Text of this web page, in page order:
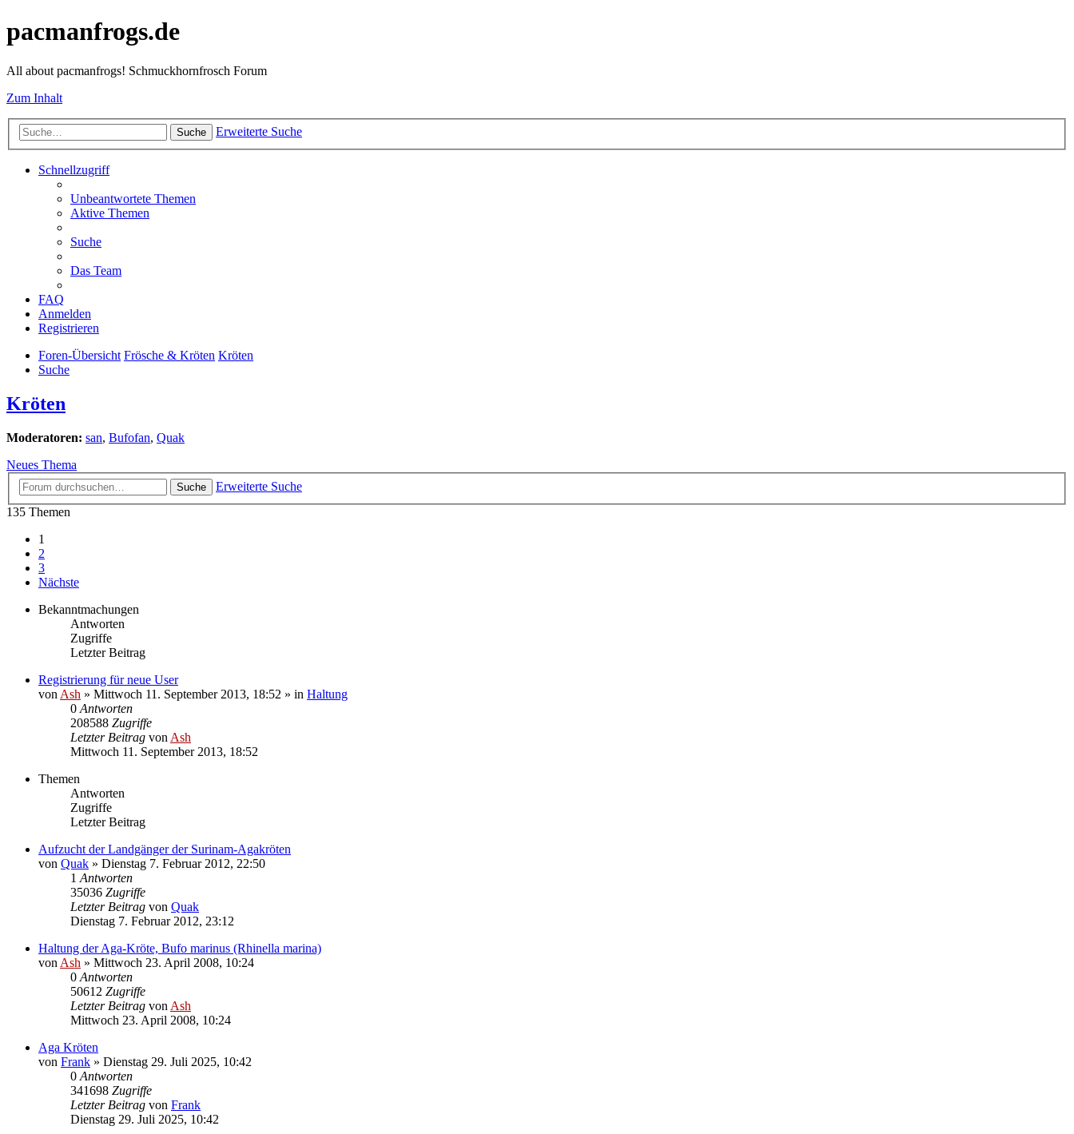
pacmanfrogs.de
All about pacmanfrogs! Schmuckhornfrosch Forum
Zum Inhalt
Suche Erweiterte Suche
Schnellzugriff
Unbeantwortete Themen
Aktive Themen
Suche
Das Team
FAQ
Anmelden
Registrieren
Foren-Übersicht Frösche & Kröten Kröten
Suche
Kröten
Moderatoren: san, Bufofan, Quak
Neues Thema
Suche
Erweiterte Suche
135 Themen
1
2
3
Nächste
Bekanntmachungen
Antworten
Zugriffe
Letzter Beitrag
Registrierung für neue User
von Ash » Mittwoch 11. September 2013, 18:52 » in Haltung
0 Antworten
208588 Zugriffe
Letzter Beitrag von Ash
Mittwoch 11. September 2013, 18:52
Themen
Antworten
Zugriffe
Letzter Beitrag
Aufzucht der Landgänger der Surinam-Agakröten
von Quak » Dienstag 7. Februar 2012, 22:50
1 Antworten
35036 Zugriffe
Letzter Beitrag von Quak
Dienstag 7. Februar 2012, 23:12
Haltung der Aga-Kröte, Bufo marinus (Rhinella marina)
von Ash » Mittwoch 23. April 2008, 10:24
0 Antworten
50612 Zugriffe
Letzter Beitrag von Ash
Mittwoch 23. April 2008, 10:24
Aga Kröten
von Frank » Dienstag 29. Juli 2025, 10:42
0 Antworten
341698 Zugriffe
Letzter Beitrag von Frank
Dienstag 29. Juli 2025, 10:42